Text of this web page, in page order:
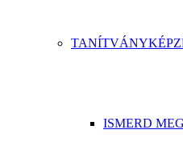
ISMERD